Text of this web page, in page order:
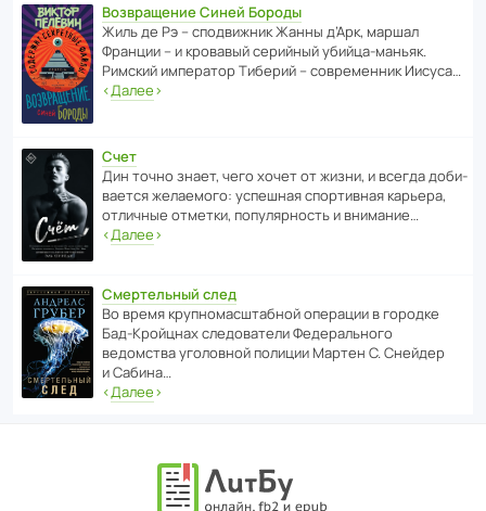
Возвращение Синей Бороды
Жиль де Рэ – спод­ви­жник Жанны д’Арк, маршал
Франции – и кровавый серийный убийца-маньяк.
Римский импе­ратор Тиберий – совре­менник Иисуса…
‹Далее›
Счет
Дин точно знает, чего хочет от жизни, и всегда доби­
ва­ется жела­е­мого: успе­шная спор­ти­вная карьера,
отли­чные отметки, попу­ля­р­ность и внимание…
‹Далее›
Смертельный след
Во время круп­но­мас­ш­та­бной операции в городке
Бад‑Крой­цнах следо­ва­тели Феде­раль­ного
ведомства уголо­вной полиции Мартен С. Снейдер
и Сабина…
‹Далее›